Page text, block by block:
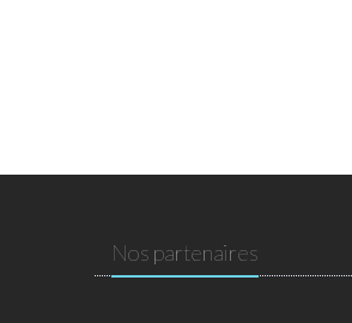
Nos partenaires